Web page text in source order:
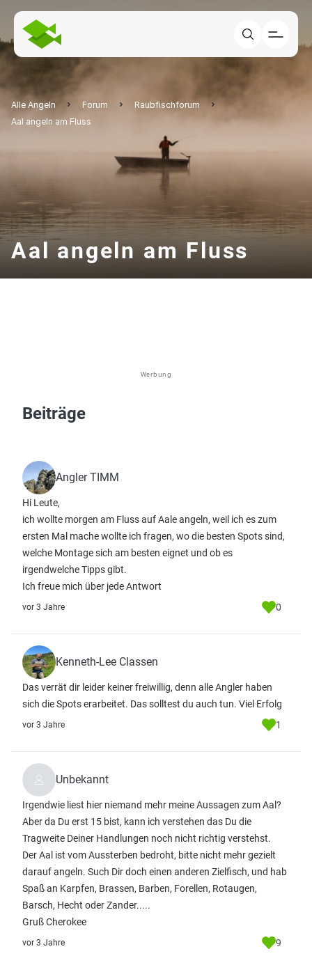
Alle Angeln Forum
Raubfischforum
Aal angeln am Fluss
Aal angeln am Fluss
Werbung
Beiträge
Angler TIMM
Hi Leute,
ich wollte morgen am Fluss auf Aale angeln, weil ich es zum
ersten Mal mache wollte ich fragen, wo die besten Spots sind,
welche Montage sich am besten eignet und ob es
irgendwelche Tipps gibt.
Ich freue mich über jede Antwort
vor 3 Jahre 0
Kenneth-Lee Classen
Das verrät dir leider keiner freiwillig, denn alle Angler haben
sich die Spots erarbeitet. Das solltest du auch tun. Viel Erfolg
vor 3 Jahre 1
Unbekannt
Irgendwie liest hier niemand mehr meine Aussagen zum Aal?
Aber da Du erst 15 bist, kann ich verstehen das Du die
Tragweite Deiner Handlungen noch nicht richtig verstehst.
Der Aal ist vom Aussterben bedroht, bitte nicht mehr gezielt
darauf angeln. Such Dir doch einen anderen Zielfisch, und hab
Spaß an Karpfen, Brassen, Barben, Forellen, Rotaugen,
Barsch, Hecht oder Zander.....
Gruß Cherokee
vor 3 Jahre 9